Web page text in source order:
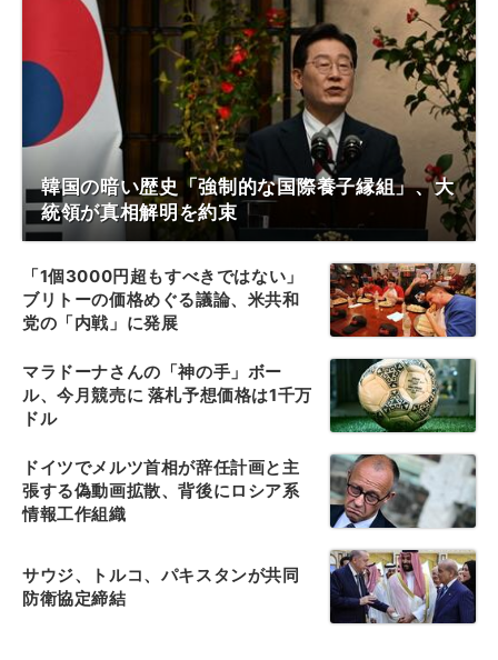
韓国の暗い歴史「強制的な国際養子縁組」、大
統領が真相解明を約束
「1個3000円超もすべきではない」
ブリトーの価格めぐる議論、米共和
党の「内戦」に発展
マラドーナさんの「神の手」ボー
ル、今月競売に 落札予想価格は1千万
ドル
ドイツでメルツ首相が辞任計画と主
張する偽動画拡散、背後にロシア系
情報工作組織
サウジ、トルコ、パキスタンが共同
防衛協定締結